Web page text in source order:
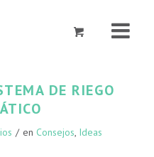
DE RIEGO
/ en Consejos, Ideas